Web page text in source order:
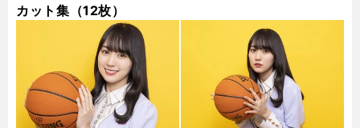
カット集（12枚）